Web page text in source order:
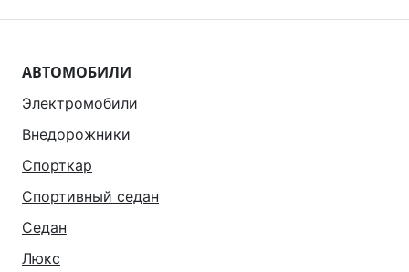
АВТОМОБИЛИ
Электромобили
Внедорожники
Спорткар
Спортивный седан
Седан
Люкс